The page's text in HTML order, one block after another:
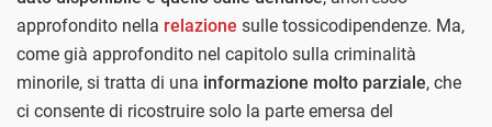
approfondito nella relazione sulle tossicodipendenze. Ma,
come già approfondito nel capitolo sulla criminalità
minorile, si tratta di una informazione molto parziale, che
ci consente di ricostruire solo la parte emersa del